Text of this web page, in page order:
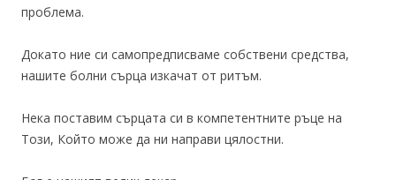
проблема.
Докато ние си самопредписваме собствени средства,
нашите болни сърца изкачат от ритъм.
Нека поставим сърцата си в компетентните ръце на
Този, Който може да ни направи цялостни.